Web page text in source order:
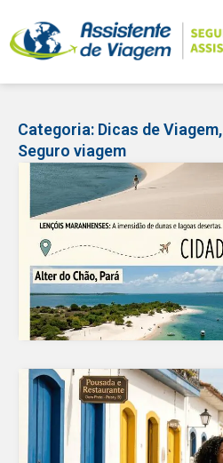
Categoria: Dicas de Viagem,
Seguro viagem